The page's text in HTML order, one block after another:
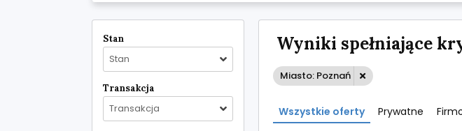
Stan
Stan
Transakcja
Transakcja
Wyniki spełniające
Miasto: Poznań
Wszystkie oferty Prywatne